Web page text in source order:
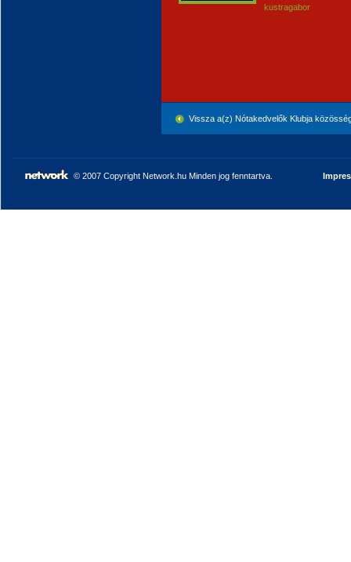
kustragabor
Vissza a(z) Nótakedvelők Klubja
© 2007 Copyright Network.hu Minden jog fenntartva.